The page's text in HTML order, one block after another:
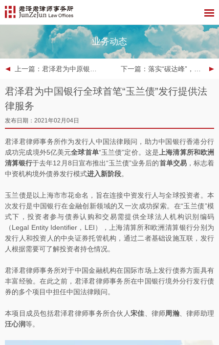
业务动态
上一篇 ：君泽君为中原银行2021年第一期金融债券发行提供法律服务 下一篇 ：落实“碳达峰”，助力“碳中和” | 君泽君为中国银行全球首笔金融机构公募转型债券提供服务
君泽君为中国银行全球首笔“玉兰债”发行提供法
律服务
发布日期：2021年02月04日
君泽君律师事务所作为发行人中国法律顾问，助力中国银行香港分行
成功完成境外5亿美元全球首单“玉兰债”定价。这是 上海清算所和欧洲
清算银行于去年12月8日宣布推出“玉兰债”业务后的首单交易，标志着
中资机构境外债券发行模式进入新阶段。
玉兰债是以上海市市花命名，旨在连接中资发行人与全球投资者。本
次发行是中国银行在金融创新领域的又一次成功探索。在“玉兰债”模
式下，投资者参与债券认购和交易需提供全球法人机构识别编码
（Legal Entity Identifier，LEI），上海清算所和欧洲清算银行分别为
发行人和投资人的中央证券托管机构，通过二者基础设施互联，发行
人根据需要可了解投资者持仓情况。
君泽君律师事务所对于中国金融机构在国际市场上发行债券方面具有
丰富经验。在此之前，君泽君律师事务所在中国银行境外分行发行债
券的多个项目中担任中国法律顾问。
本项目成员包括君泽君律师事务所合伙人宋佳 、律师周瀚、律师助理
汪心润等。